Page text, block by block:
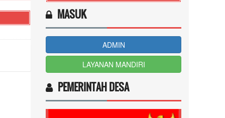
MASUK
ADMIN
LAYANAN MANDIRI
PEMERINTAH DESA